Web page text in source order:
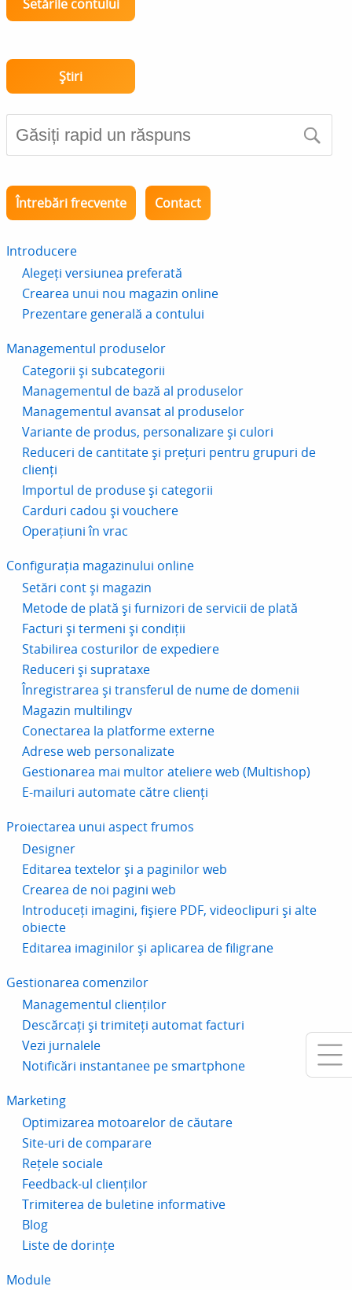
Setările contului
Știri
Întrebări frecvente Contact
Introducere
Alegeți versiunea preferată
Crearea unui nou magazin online
Prezentare generală a contului
Managementul produselor
Categorii și subcategorii
Managementul de bază al produselor
Managementul avansat al produselor
Variante de produs, personalizare și culori
Reduceri de cantitate și prețuri pentru grupuri de
clienți
Importul de produse și categorii
Carduri cadou și vouchere
Operațiuni în vrac
Configurația magazinului online
Setări cont și magazin
Metode de plată și furnizori de servicii de plată
Facturi și termeni și condiții
Stabilirea costurilor de expediere
Reduceri și suprataxe
Înregistrarea și transferul de nume de domenii
Magazin multilingv
Conectarea la platforme externe
Adrese web personalizate
Gestionarea mai multor ateliere web (Multishop)
E-mailuri automate către clienți
Proiectarea unui aspect frumos
Designer
Editarea textelor și a paginilor web
Crearea de noi pagini web
Introduceți imagini, fișiere PDF, videoclipuri și alte
obiecte
Editarea imaginilor și aplicarea de filigrane
Gestionarea comenzilor
Managementul clienților
Descărcați și trimiteți automat facturi
Vezi jurnalele
Notificări instantanee pe smartphone
Marketing
Optimizarea motoarelor de căutare
Site-uri de comparare
Rețele sociale
Feedback-ul clienților
Trimiterea de buletine informative
Blog
Liste de dorințe
Module